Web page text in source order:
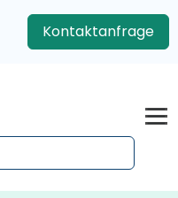
Kontaktanfrage